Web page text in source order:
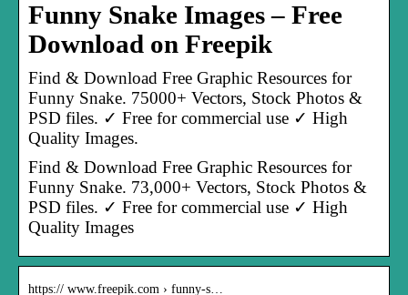
Funny Snake Images – Free
Download on Freepik
Find & Download Free Graphic Resources for
Funny Snake. 75000+ Vectors, Stock Photos &
PSD files. ✓ Free for commercial use ✓ High
Quality Images.
Find & Download Free Graphic Resources for
Funny Snake. 73,000+ Vectors, Stock Photos &
PSD files. ✓ Free for commercial use ✓ High
Quality Images
https:// www.freepik.com › funny-s…